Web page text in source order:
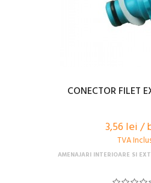
CONECTOR FILET
3,56 lei /
TVA
AMENAJARI INTERIOARE SI